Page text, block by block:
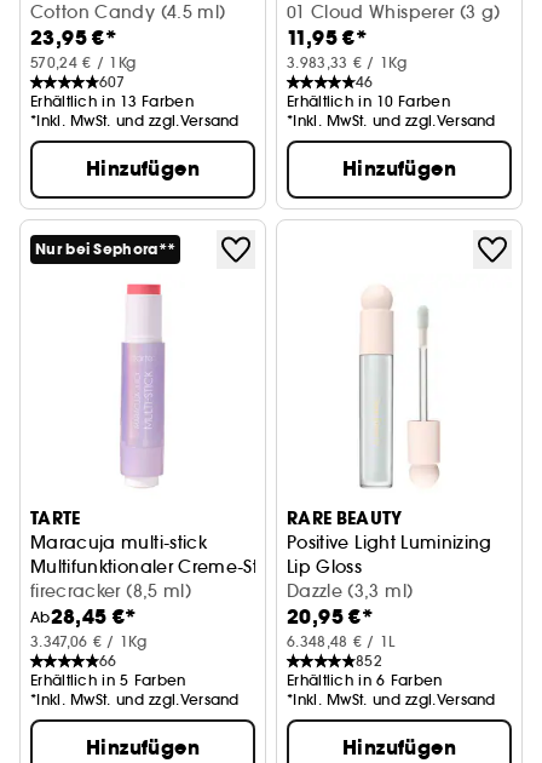
Cotton Candy (4.5 ml)
23,95 €*
570,24 € / 1Kg
607
Erhältlich in 13 Farben
*Inkl. MwSt. und zzgl.Versand
Hinzufügen
Weichzeichnender matter
01 Cloud Whisperer (3 g)
11,95 €*
3.983,33 € / 1Kg
46
Erhältlich in 10 Farben
*Inkl. MwSt. und zzgl.Versand
Hinzufügen
Nur bei Sephora**
TARTE
Maracuja multi-stick
Multifunktionaler Creme-Stick
firecracker (8,5 ml)
Ab28,45 €*
3.347,06 € / 1Kg
66
Erhältlich in 5 Farben
*Inkl. MwSt. und zzgl.Versand
Hinzufügen
RARE BEAUTY
Positive Light Luminizing
Lip Gloss
Lipgloss mit
Dazzle (3,3 ml)
20,95 €*
6.348,48 € / 1L
852
Erhältlich in 6 Farben
*Inkl. MwSt. und zzgl.Versand
Hinzufügen